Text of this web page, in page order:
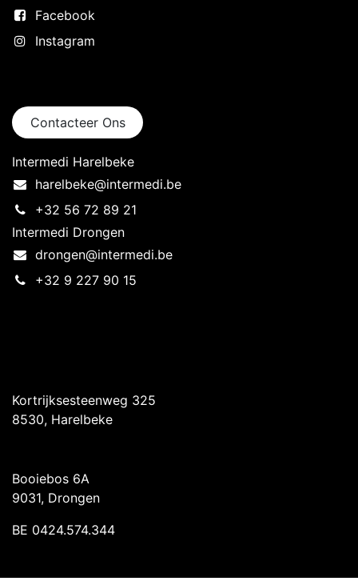
Facebook
Instagram
Contacteer Ons
Intermedi Harelbeke
harelbeke@intermedi.be
+32 56 72 89 21
Intermedi Drongen
drongen@intermedi.be
+32 9 227 90 15
Kortrijksesteenweg 325
8530, Harelbeke
Booiebos 6A
9031, Drongen
BE 0424.574.344